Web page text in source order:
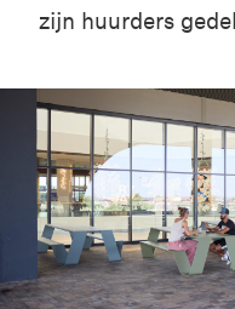
zijn huurders